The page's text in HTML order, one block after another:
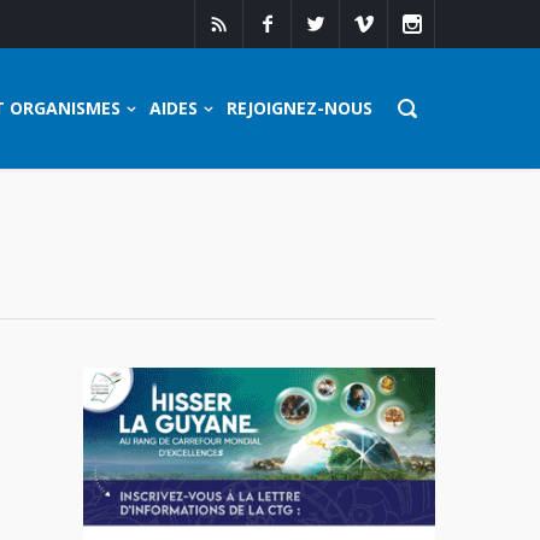
ORGANISMES AIDES REJOIGNEZ-NOUS